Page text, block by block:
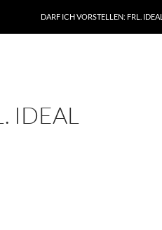
DARF ICH VORSTELLEN: FRL. IDEAL
IDEAL